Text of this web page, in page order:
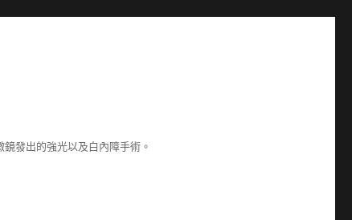
發出的強光以及白內障手術。